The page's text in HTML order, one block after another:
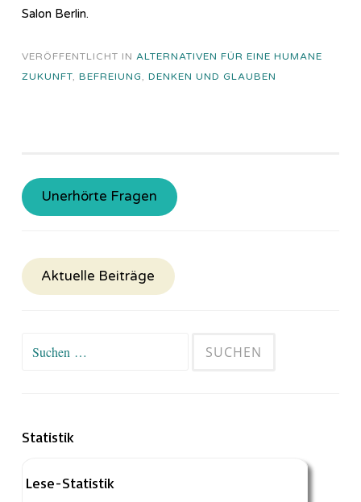
Salon Berlin.
VERÖFFENTLICHT IN ALTERNATIVEN FÜR EINE HUMANE
ZUKUNFT, BEFREIUNG, DENKEN UND GLAUBEN
Unerhörte Fragen
Aktuelle Beiträge
Suchen
Statistik
Lese-Statistik